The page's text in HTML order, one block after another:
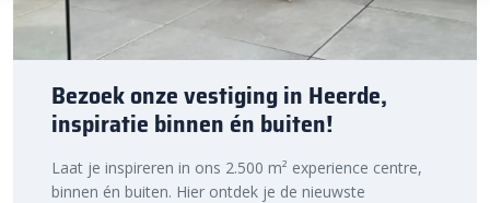
Bezoek onze vestiging in Heerde,
inspiratie binnen én buiten!
Laat je inspireren in ons 2.500 m² experience centre,
binnen én buiten. Hier ontdek je de nieuwste